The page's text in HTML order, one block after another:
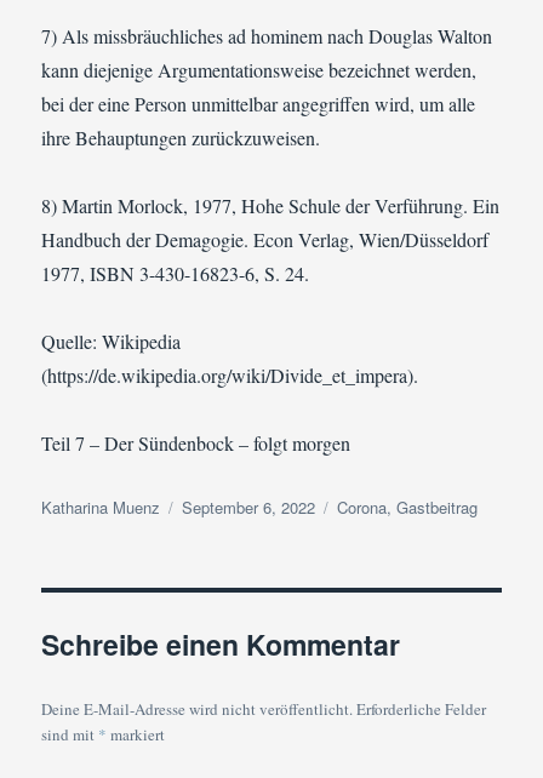
7) Als missbräuchliches ad hominem nach Douglas Walton
kann diejenige Argumentationsweise bezeichnet werden,
bei der eine Person unmittelbar angegriffen wird, um alle
ihre Behauptungen zurückzuweisen.
8) Martin Morlock, 1977, Hohe Schule der Verführung. Ein
Handbuch der Demagogie. Econ Verlag, Wien/Düsseldorf
1977, ISBN 3-430-16823-6, S. 24.
Quelle: Wikipedia
(https://de.wikipedia.org/wiki/Divide_et_impera).
Teil 7 – Der Sündenbock – folgt morgen
Autor
Katharina Muenz
Veröffentlicht
September 6, 2022 Kategorien
Corona,Gastbeitrag
Schreibe einen Kommentar
Deine E-Mail-Adresse wird nicht veröffentlicht.Erforderliche Felder
sind mit * markiert